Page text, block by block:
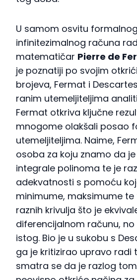
U samom osvitu
infinitezimalnog računa
matematičar Pierre de
je poznatiji po svojim
brojeva, Fermat i
ranim utemeljiteljima
Fermat otkriva ključne
mnogome olakšali posao
utemeljiteljima. Naime,
osoba za koju znamo da
integrale polinoma te je
adekvatnosti s pomoću
minimume, maksimume
raznih krivulja što je
diferencijalnom računu, no
istog. Bio je u sukobu s
ga je kritizirao upravo radi
smatra se da je razlog